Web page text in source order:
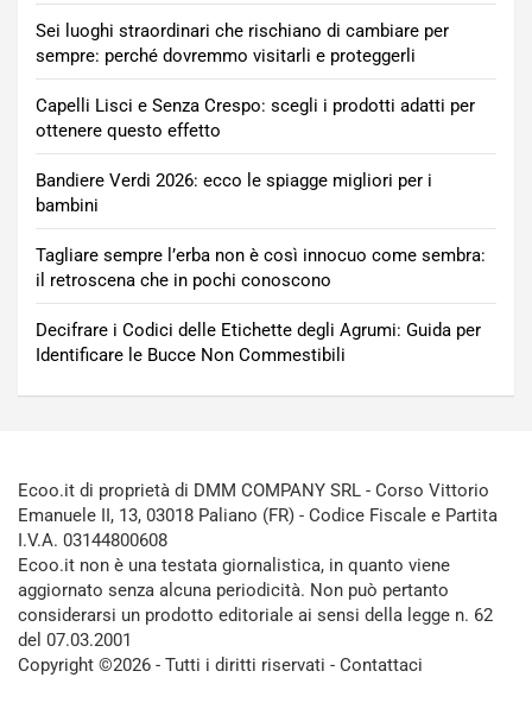
Sei luoghi straordinari che rischiano di cambiare per
sempre: perché dovremmo visitarli e proteggerli
Capelli Lisci e Senza Crespo: scegli i prodotti adatti per
ottenere questo effetto
Bandiere Verdi 2026: ecco le spiagge migliori per i
bambini
Tagliare sempre l’erba non è così innocuo come sembra:
il retroscena che in pochi conoscono
Decifrare i Codici delle Etichette degli Agrumi: Guida per
Identificare le Bucce Non Commestibili
Ecoo.it di proprietà di DMM COMPANY SRL - Corso Vittorio
Emanuele II, 13, 03018 Paliano (FR) - Codice Fiscale e Partita
I.V.A. 03144800608
Ecoo.it non è una testata giornalistica, in quanto viene
aggiornato senza alcuna periodicità. Non può pertanto
considerarsi un prodotto editoriale ai sensi della legge n. 62
del 07.03.2001
Copyright ©2026 - Tutti i diritti riservati - Contattaci